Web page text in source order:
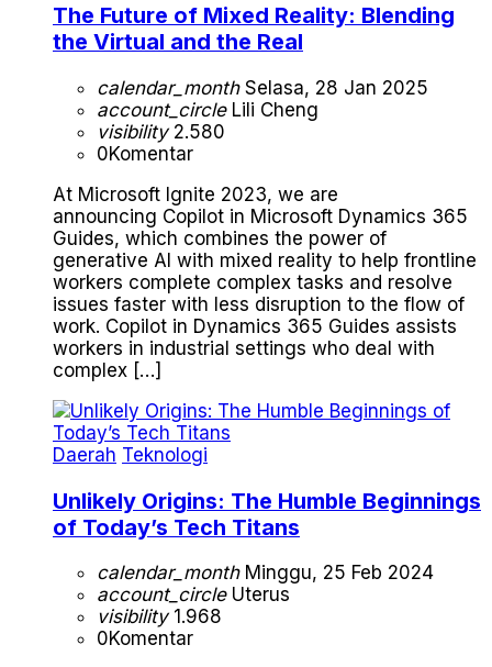
The Future of Mixed Reality: Blending
the Virtual and the Real
calendar_monthSelasa, 28 Jan 2025
account_circleLili Cheng
visibility2.580
0Komentar
At Microsoft Ignite 2023, we are
announcing Copilot in Microsoft Dynamics 365
Guides, which combines the power of
generative AI with mixed reality to help frontline
workers complete complex tasks and resolve
issues faster with less disruption to the flow of
work. Copilot in Dynamics 365 Guides assists
workers in industrial settings who deal with
complex […]
Daerah Teknologi
Unlikely Origins: The Humble Beginnings
of Today’s Tech Titans
calendar_monthMinggu, 25 Feb 2024
account_circleUterus
visibility1.968
0Komentar